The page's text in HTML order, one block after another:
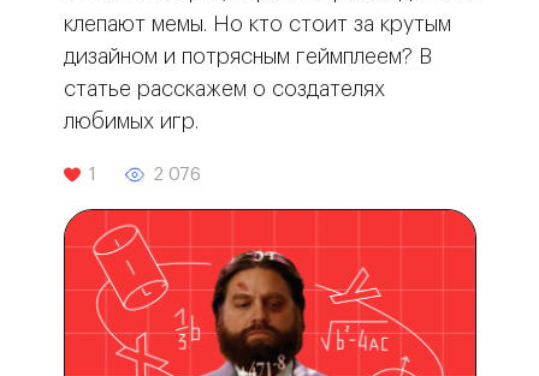
клепают мемы. Но кто стоит за крутым
дизайном и потрясным геймплеем? В
статье расскажем о создателях
любимых игр.
1 2 076